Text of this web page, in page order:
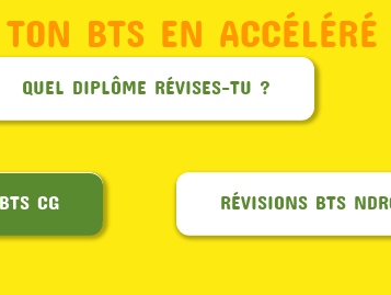
TON BTS EN
QUEL DIPLÔME RÉVISES-TU ?
CG RÉVISIONS BTS